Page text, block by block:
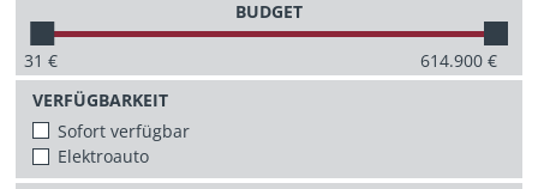
BUDGET
31 € 614.900€
VERFÜGBARKEIT
Sofort verfügbar
Elektroauto